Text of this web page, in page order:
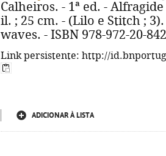
Calheiros. - 1ª ed. -
il. ; 25 cm. - (Lilo e Stitch ;
waves. - ISBN 978-972-20-
Link persistente: http://
ADICIONAR À LISTA